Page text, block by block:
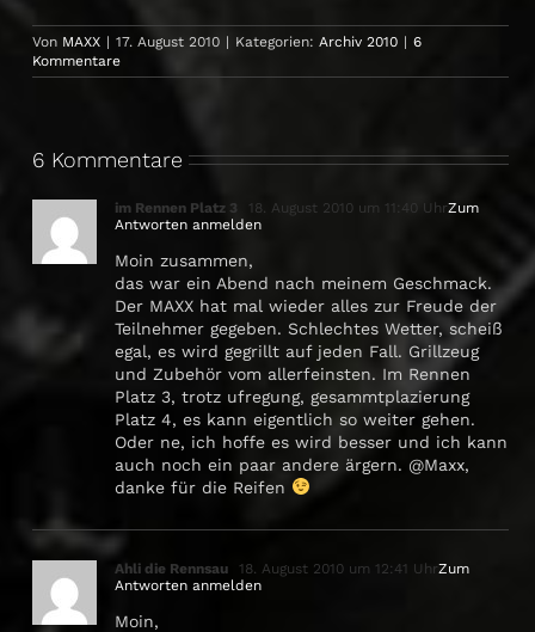
Von MAXX | 17. August 2010 | Kategorien:Archiv 2010 | 6
Kommentare
6 Kommentare
im Rennen Platz 3 18. August 2010 um 11:40 UhrZum
Antworten anmelden
Moin zusammen,
das war ein Abend nach meinem Geschmack.
Der MAXX hat mal wieder alles zur Freude der
Teilnehmer gegeben. Schlechtes Wetter, scheiß
egal, es wird gegrillt auf jeden Fall. Grillzeug
und Zubehör vom allerfeinsten. Im Rennen
Platz 3, trotz ufregung, gesammtplazierung
Platz 4, es kann eigentlich so weiter gehen.
Oder ne, ich hoffe es wird besser und ich kann
auch noch ein paar andere ärgern. @Maxx,
danke für die Reifen
Ahli die Rennsau 18. August 2010 um 12:41 UhrZum
Antworten anmelden
Moin,